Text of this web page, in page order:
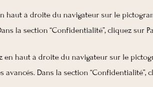
haut à droite du navigateur sur le
la section “Confidentialité”, cliquez sur
en haut à droite du navigateur sur le
avancés. Dans la section